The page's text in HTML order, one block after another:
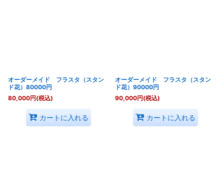
オーダーメイド フラスタ（スタン
ド花）80000円
80,000円(税込)
カートに入れる
オーダーメイド フラスタ（スタン
ド花）90000円
90,000円(税込)
カートに入れる